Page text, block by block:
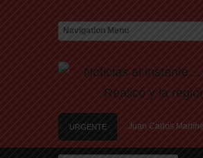
URGENTE
y militante de DD.HH. Juan Carlos Martínez
se vive en los barrios de Santa Rosa